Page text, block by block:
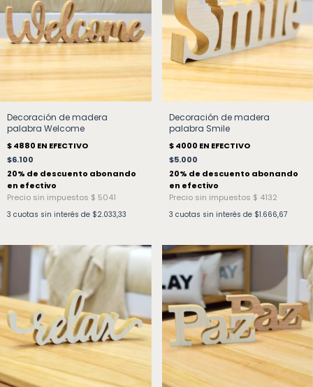
Decoración de madera
palabra Welcome
$6.100
3 cuotas sin interés de $2.033,33
Decoración de madera
palabra Smile
$5.000
3 cuotas sin interés de $1.666,67